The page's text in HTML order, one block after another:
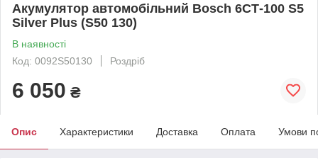
Акумулятор автомобільний Bosch 6СТ-100 S5
Silver Plus (S50 130)
В наявності
Код: 0092S50130
Роздріб
6 050 ₴
Опис Характеристики Доставка Оплата Умови